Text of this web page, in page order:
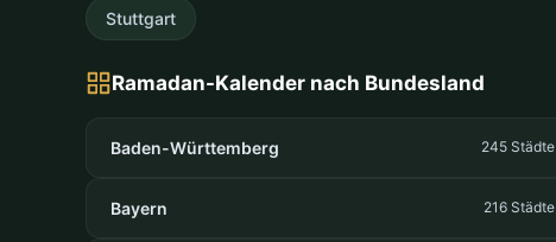
Stuttgart
Ramadan-Kalender nach Bundesland
Baden-Württemberg 245 Städte
Bayern 216 Städte